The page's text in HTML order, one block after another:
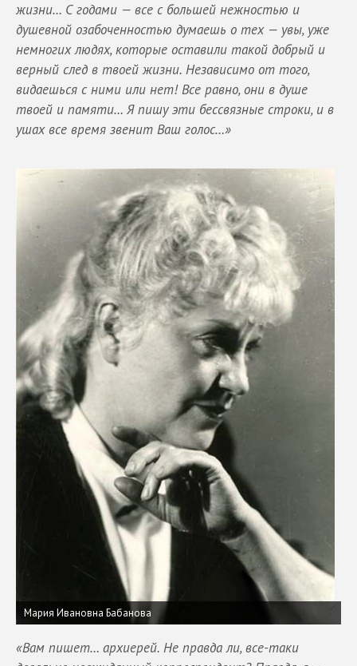
жизни… С годами — все с большей нежностью и
душевной озабоченностью думаешь о тех — увы, уже
немногих людях, которые оставили такой добрый и
верный след в твоей жизни. Независимо от того,
видаешься с ними или нет! Все равно, они в душе
твоей и памяти… Я пишу эти бессвязные строки, и в
ушах все время звенит Ваш голос…»
Мария Ивановна Бабанова
«Вам пишет… архиерей. Не правда ли, все-таки